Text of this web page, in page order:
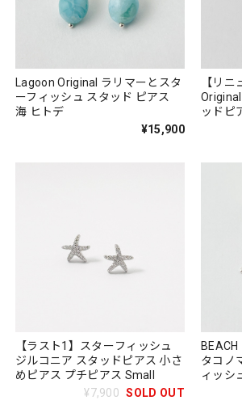
Lagoon Original ラリマーとスタ
ーフィッシュ スタッド ピアス
海 ヒトデ
¥15,900
【リ
ッドピ
【ラスト1】スターフィッシュ
ジルコニア スタッドピアス 小さ
めピアス プチピアス Small
¥7,900 SOLD OUT
タコノ
ィッシ